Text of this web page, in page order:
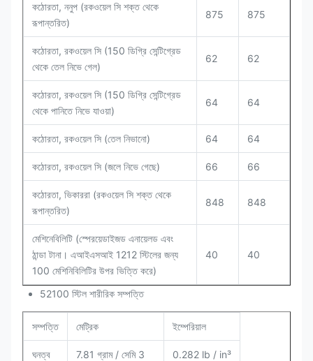
কঠোরতা, ননুপ (রকওয়েল সি শক্ত থেকে
রূপান্তরিত)
875 875
কঠোরতা, রকওয়েল সি (150 ডিগ্রি সেন্টিগ্রেড
থেকে তেল নিভে গেল)
62 62
কঠোরতা, রকওয়েল সি (150 ডিগ্রি সেন্টিগ্রেড
থেকে পানিতে নিভে যাওয়া)
64 64
কঠোরতা, রকওয়েল সি (তেল নিভানো) 64 64
কঠোরতা, রকওয়েল সি (জলে নিভে গেছে) 66 66
কঠোরতা, ভিকাররা (রকওয়েল সি শক্ত থেকে
রূপান্তরিত)
848 848
মেশিনেবিলিটি (স্পেরয়েডাইজড এনায়েলড এবং
ঠান্ডা টানা। এআইএসআই 1212 স্টিলের জন্য
100 মেশিনিবিলিটির উপর ভিত্তি করে)
40 40
52100 স্টিল শারীরিক সম্পত্তি
সম্পত্তি মেট্রিক ইম্পেরিয়াল
ঘনত্ব 7.81 গ্রাম / সেমি 3 0.282 lb / in³